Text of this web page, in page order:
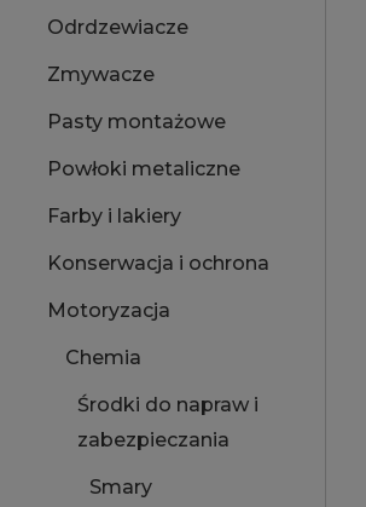
Odrdzewiacze
Zmywacze
Pasty montażowe
Powłoki metaliczne
Farby i lakiery
Konserwacja i ochrona
Motoryzacja
Chemia
Środki do napraw i
zabezpieczania
Smary